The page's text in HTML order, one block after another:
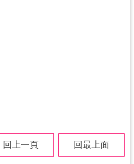
回上一頁 回最上面